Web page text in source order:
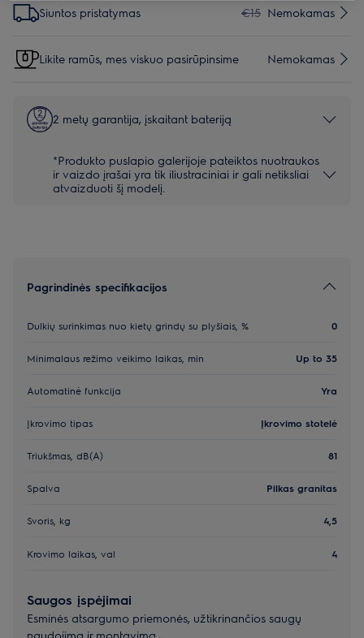
Siuntos pristatymas €15 Nemokamas
Likite ramūs, mes viskuo pasirūpinsime Nemokamas
2 metų garantija, įskaitant bateriją
*Produkto puslapio galerijoje pateiktos nuotraukos
ir vaizdo įrašai yra tik iliustraciniai ir gali netiksliai
atvaizduoti šį modelį.
Pagrindinės specifikacijos
Dulkių surinkimas nuo kietų grindų su plyšiais, % 0
Minimalaus režimo veikimo laikas, min Up to 35
Automatinė funkcija Yra
Įkrovimo tipas Įkrovimo stotelė
Triukšmas, dB(A) 81
Spalva Pilkas granitas
Svoris, kg 4,5
Krovimo laikas, val 4
Saugos įspėjimai
Esminės atsargumo priemonės, užtikrinančios saugų
naudojimą ir montavimą.